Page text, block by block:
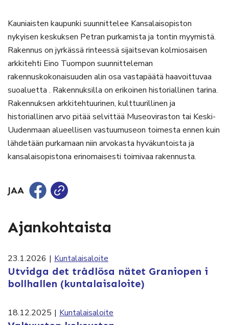
Kauniaisten kaupunki suunnittelee Kansalaisopiston
nykyisen keskuksen Petran purkamista ja tontin myymistä.
Rakennus on jyrkässä rinteessä sijaitsevan kolmiosaisen
arkkitehti Eino Tuompon suunnitteleman
rakennuskokonaisuuden alin osa vastapäätä haavoittuvaa
suoaluetta . Rakennuksilla on erikoinen historiallinen tarina.
Rakennuksen arkkitehtuurinen, kulttuurillinen ja
historiallinen arvo pitää selvittää Museoviraston tai Keski-
Uudenmaan alueellisen vastuumuseon toimesta ennen kuin
lähdetään purkamaan niin arvokasta hyväkuntoista ja
kansalaisopistona erinomaisesti toimivaa rakennusta.
JAA
Ajankohtaista
23.1.2026 | Kuntalaisaloite
Utvidga det trådlösa nätet Graniopen i
bollhallen (kuntalaisaloite)
18.12.2025 | Kuntalaisaloite